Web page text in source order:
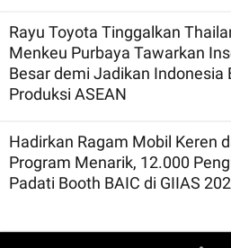
Rayu Toyota Tinggalkan
Menkeu Purbaya Tawarkan
Besar demi Jadikan Indonesia
Produksi ASEAN
Hadirkan Ragam Mobil Keren
Program Menarik, 12.000
Padati Booth BAIC di GIIAS